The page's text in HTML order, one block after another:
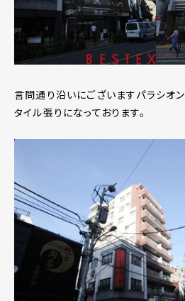
言問通り沿いにございますパラシオ
タイル張りになっております。